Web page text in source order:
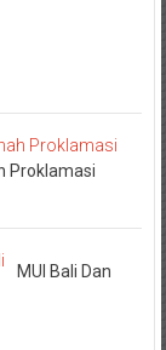
Proklamasi
MUI Bali Dan